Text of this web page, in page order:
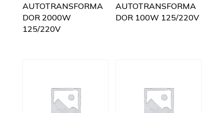
AUTOTRANSFORMA
DOR 2000W
125/220V
AUTOTRANSFORMA
DOR 100W 125/220V